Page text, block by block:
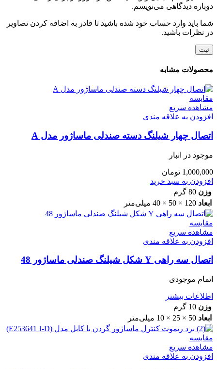
دوباره دیدگاهی می‌نویسم.
شما باید وارد حساب خود شده باشید تا قادر به اضافه کردن تصاویر
در نظرات باشید.
محصولات مشابه
مقایسه
مشاهده سریع
افزودن به علاقه مندی
اتصال چهار شیلنگ دسته صندلی ماساژور مدل A
موجود در انبار
1,000,000 تومان
افزودن به سبد خرید
وزن 80 گرم
ابعاد 120 × 50 × 40 میلی‌متر
مقایسه
مشاهده سریع
افزودن به علاقه مندی
اتصال سه راهی Y شکل شیلنگ صندلی ماساژور 48
اتمام موجودی
اطلاعات بیشتر
وزن 10 گرم
ابعاد 50 × 25 × 10 میلی‌متر
مقایسه
مشاهده سریع
افزودن به علاقه مندی